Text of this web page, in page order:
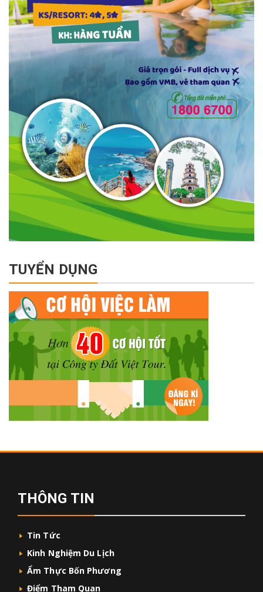
TUYỂN DỤNG
THÔNG TIN
Tin Tức
Kinh Nghiệm Du Lịch
Ẩm Thực Bốn Phương
Điểm Tham Quan